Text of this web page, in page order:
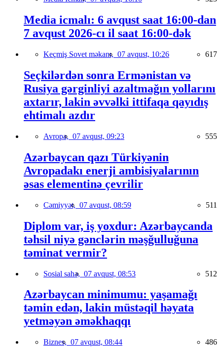
Media icmalı: 6 avqust saat 16:00-dan
7 avqust 2026-cı il saat 16:00-dək
Keçmiş Sovet məkanı, 07 avqust, 10:26 617
Seçkilərdən sonra Ermənistan və
Rusiya gərginliyi azaltmağın yollarını
axtarır, lakin əvvəlki ittifaqa qayıdış
ehtimalı azdır
Avropa, 07 avqust, 09:23 555
Azərbaycan qazı Türkiyənin
Avropadakı enerji ambisiyalarının
əsas elementinə çevrilir
Cəmiyyət, 07 avqust, 08:59 511
Diplom var, iş yoxdur: Azərbaycanda
təhsil niyə gənclərin məşğulluğuna
təminat vermir?
Sosial sahə, 07 avqust, 08:53 512
Azərbaycan minimumu: yaşamağı
təmin edən, lakin müstəqil həyata
yetməyən əməkhaqqı
Biznes, 07 avqust, 08:44 486